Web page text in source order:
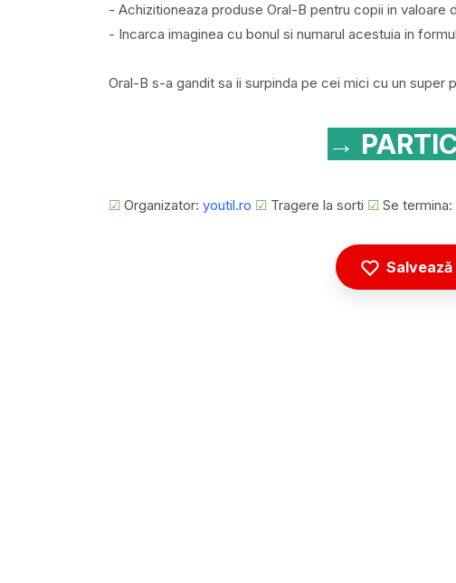
- Achizitioneaza produse Oral-B pentru copii in valoare
- Incarca imaginea cu bonul si numarul acestuia in
Oral-B s-a gandit sa ii surpinda pe cei mici cu un super
→
☑ Organizator: youtil.ro ☑ Tragere la sorti ☑ Se termina: